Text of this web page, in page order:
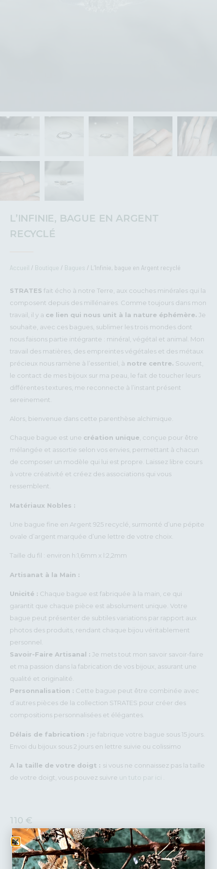
L’INFINIE, BAGUE EN ARGENT
RECYCLÉ
Accueil / Boutique / Bagues / L’Infinie, bague en Argent recyclé
STRATES fait écho à notre Terre, aux couches minérales qui la
composent depuis des millénaires. Comme toujours dans mon
travail, il y a ce lien qui nous unit à la nature éphémère. Je
souhaite, avec ces bagues, sublimer les trois mondes dont
nous faisons partie intégrante : minéral, végétal et animal. Mon
travail des matières, des empreintes végétales et des métaux
précieux nous ramène à l’essentiel, à notre centre. Souvent,
le contact de mes bijoux sur ma peau, le fait de toucher leurs
différentes textures, me reconnecte à l’instant présent
sereinement.
Alors, bienvenue dans cette parenthèse alchimique.
Chaque bague est une création unique, conçue pour être
mélangée et assortie selon vos envies, permettant à chacun
de composer un modèle qui lui est propre. Laissez libre cours
à votre créativité et créez des associations qui vous
ressemblent.
Matériaux Nobles :
Une bague fine en Argent 925 recyclé, surmonté d’une pépite
ovale d’argent marquée d’une lettre de votre choix.
Taille du fil : environ h:1,6mm x l:2,2mm
Artisanat à la Main :
Unicité : Chaque bague est fabriquée à la main, ce qui
garantit que chaque pièce est absolument unique. Votre
bague peut présenter de subtiles variations par rapport aux
photos des produits, rendant chaque bijou véritablement
personnel.
Savoir-Faire Artisanal : Je mets tout mon savoir savoir-faire
et ma passion dans la fabrication de vos bijoux, assurant une
qualité et originalité.
Personnalisation : Cette bague peut être combinée avec
d’autres pièces de la collection STRATES pour créer des
compositions personnalisées et élégantes.
Délais de fabrication : je fabrique votre bague sous 15 jours.
Envoi du bijoux sous 2 jours en lettre suivie ou colissimo
A la taille de votre doigt : si vous ne connaissez pas la taille
de votre doigt, vous pouvez suivre un tuto par ici
110 €
TAILLE